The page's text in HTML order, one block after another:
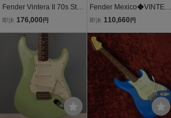
Fender Vintera II 70s Strat
ocaster SFG Surf Green
スター
即決 176,000 円
Fender Mexico◆VINTER
A 50s ST/2021/エレキギ
SSS/シンクロタイプ/? N
ULL ?
即決 110,660 円